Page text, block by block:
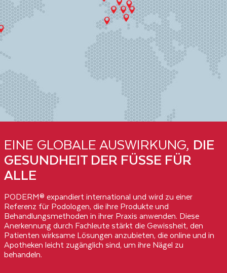
EINE GLOBALE AUSWIRKUNG, DIE
GESUNDHEIT DER FÜSSE FÜR A
LLE
PODERM® expandiert international und wird zu einer
Referenz für Podologen, die ihre Produkte und
Behandlungsmethoden in ihrer Praxis anwenden. Diese
Anerkennung durch Fachleute stärkt die Gewissheit, den
Patienten wirksame Lösungen anzubieten, die online und in
Apotheken leicht zugänglich sind, um ihre Nägel zu
behandeln.